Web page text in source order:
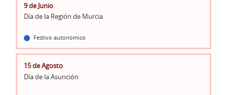
9 de Junio
Día de la Región de Murcia
Festivo autonomico
15 de Agosto
Día de la Asunción